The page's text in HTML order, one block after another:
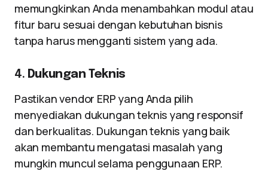
memungkinkan Anda menambahkan modul atau
fitur baru sesuai dengan kebutuhan bisnis
tanpa harus mengganti sistem yang ada.
4. Dukungan Teknis
Pastikan vendor ERP yang Anda pilih
menyediakan dukungan teknis yang responsif
dan berkualitas. Dukungan teknis yang baik
akan membantu mengatasi masalah yang
mungkin muncul selama penggunaan ERP.